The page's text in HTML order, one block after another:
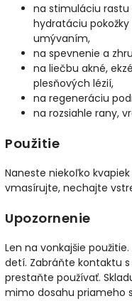
na stimuláciu
hydratáciu
umývaním,
na spevnenie a
na liečbu akné,
plesňových lézií,
na regeneráciu
na rozsiahle rany,
Použitie
Naneste niekoľko
vmasírujte, nechajte
Upozornenie
Len na vonkajšie použitie.
detí. Zabráňte kontaktu
prestaňte používať.
mimo dosahu priameho